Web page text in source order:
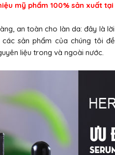
mỹ phẩm 100% sản xuất
an toàn cho làn da: đây là
sản phẩm của chúng tôi
liệu trong và ngoài nước.